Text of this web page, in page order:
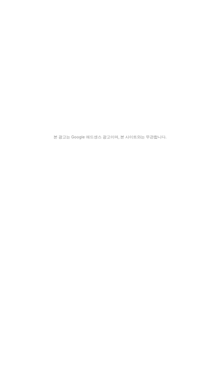
본 광고는 Google 애드센스 광고이며, 본 사이트와는 무관합니다.